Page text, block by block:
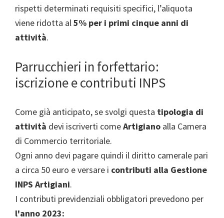
rispetti determinati requisiti specifici, l’aliquota
viene ridotta al5% per i primi cinque anni di
attività.
Parrucchieri in forfettario:
iscrizione e contributi INPS
Come già anticipato, se svolgi questa tipologia di
attività devi iscriverti comeArtigiano alla Camera
di Commercio territoriale.
Ogni anno devi pagare quindi il diritto camerale pari
a circa 50 euro e versare i contributi alla Gestione
INPS Artigiani.
I contributi previdenziali obbligatori prevedono per
l'anno 2023: